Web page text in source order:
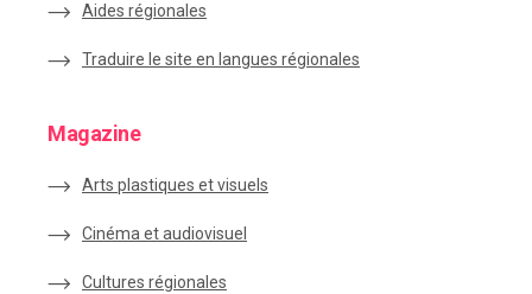
Aides régionales
Traduire le site en langues régionales
Magazine
Arts plastiques et visuels
Cinéma et audiovisuel
Cultures régionales